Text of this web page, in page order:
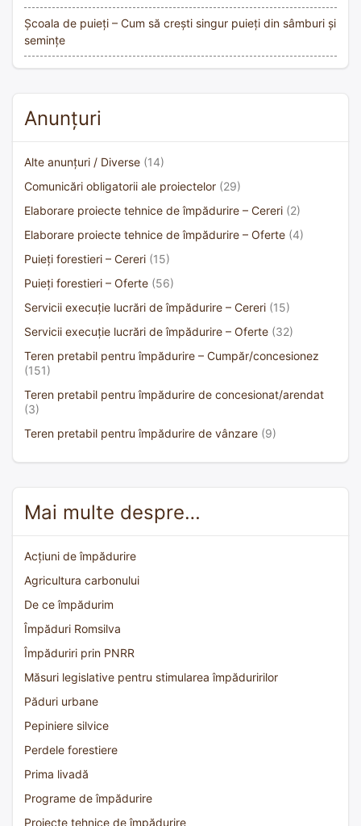
Școala de puieți – Cum să crești singur puieți din sâmburi și
semințe
Anunțuri
Alte anunțuri / Diverse (14)
Comunicări obligatorii ale proiectelor (29)
Elaborare proiecte tehnice de împădurire – Cereri (2)
Elaborare proiecte tehnice de împădurire – Oferte (4)
Puieți forestieri – Cereri (15)
Puieți forestieri – Oferte (56)
Servicii execuție lucrări de împădurire – Cereri (15)
Servicii execuție lucrări de împădurire – Oferte (32)
Teren pretabil pentru împădurire – Cumpăr/concesionez
(151)
Teren pretabil pentru împădurire de concesionat/arendat
(3)
Teren pretabil pentru împădurire de vânzare (9)
Mai multe despre…
Acțiuni de împădurire
Agricultura carbonului
De ce împădurim
Împăduri Romsilva
Împăduriri prin PNRR
Măsuri legislative pentru stimularea împăduririlor
Păduri urbane
Pepiniere silvice
Perdele forestiere
Prima livadă
Programe de împădurire
Proiecte tehnice de împădurire